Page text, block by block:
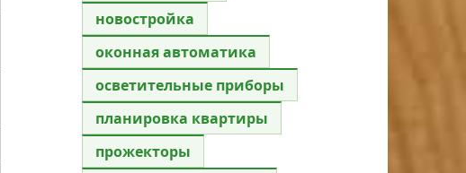
новостройка
оконная автоматика
осветительные приборы
планировка квартиры
прожекторы